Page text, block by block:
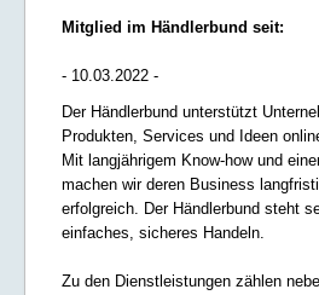
Mitglied im Händlerbund seit:
- 10.03.2022 -
Der Händlerbund unterstützt
Produkten, Services und Ideen
Mit langjährigem Know-how und
machen wir deren Business
erfolgreich. Der Händlerbund steht
einfaches, sicheres Handeln.
Zu den Dienstleistungen zählen